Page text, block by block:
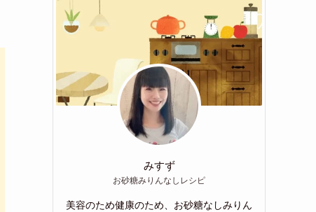
みすず
お砂糖みりんなしレシピ
美容のため健康のため、お砂糖なしみりん